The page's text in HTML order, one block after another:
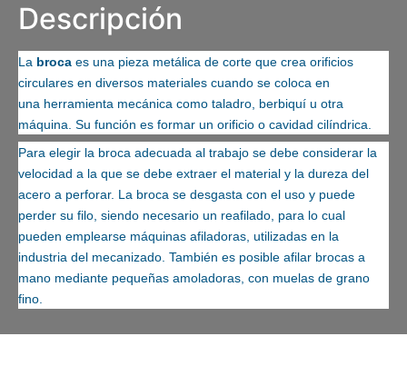
Descripción
La broca es una pieza metálica de corte que crea orificios
circulares en diversos materiales cuando se coloca en
una herramienta mecánica como taladro, berbiquí u otra
máquina. Su función es formar un orificio o cavidad cilíndrica.
Para elegir la broca adecuada al trabajo se debe considerar la
velocidad a la que se debe extraer el material y la dureza del
acero a perforar. La broca se desgasta con el uso y puede
perder su filo, siendo necesario un reafilado, para lo cual
pueden emplearse máquinas afiladoras, utilizadas en la
industria del mecanizado. También es posible afilar brocas a
mano mediante pequeñas amoladoras, con muelas de grano
fino.